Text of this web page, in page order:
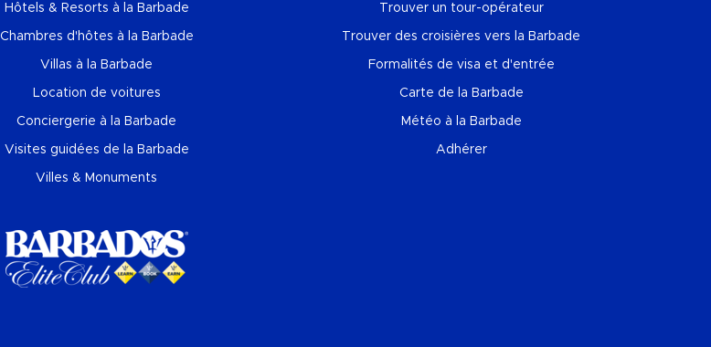
Hôtels & Resorts à la Barbade
Chambres d'hôtes à la Barbade
Villas à la Barbade
Location de voitures
Conciergerie à la Barbade
Visites guidées de la Barbade
Villes & Monuments
Trouver un tour-opérateur
Trouver des croisières vers la Barbade
Formalités de visa et d'entrée
Carte de la Barbade
Météo à la Barbade
Adhérer